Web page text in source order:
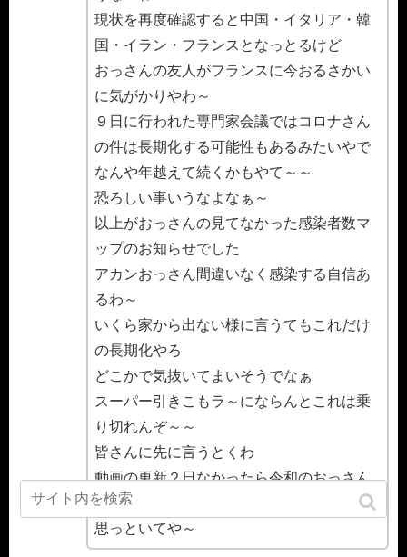
現状を再度確認すると中国・イタリア・韓
国・イラン・フランスとなっとるけど
おっさんの友人がフランスに今おるさかい
に気がかりやわ～
９日に行われた専門家会議ではコロナさん
の件は長期化する可能性もあるみたいやで
なんや年越えて続くかもやて～～
恐ろしい事いうなよなぁ～
以上がおっさんの見てなかった感染者数マ
ップのお知らせでした
アカンおっさん間違いなく感染する自信あ
るわ～
いくら家から出ない様に言うてもこれだけ
の長期化やろ
どこかで気抜いてまいそうでなぁ
スーパー引きこもラ～にならんとこれは乗
り切れんぞ～～
皆さんに先に言うとくわ
動画の更新２日なかったら令和のおっさん
はコロナのおっさんになったと
思っといてや～